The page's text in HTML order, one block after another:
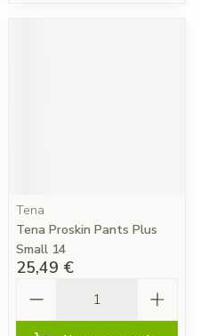
Tena
Tena Proskin Pants Plus
Small 14
25,49 €